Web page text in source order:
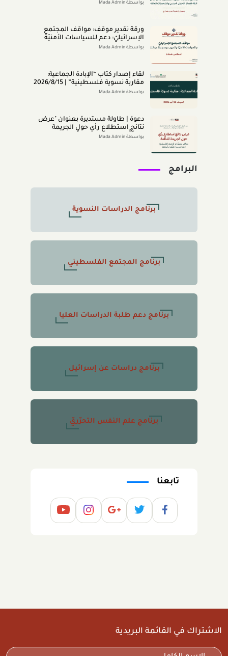
بواسطة Mada Admin
ورقة تقدير موقف: مواقف المجتمع
الإسرائيليّ: دعم للسياسات الأمنيّة
والحروب وعدم رضا عن النتائج (تمّوز
بواسطة Mada Admin
لقاء إصدار كتاب “اﻹﺑﺎدةّ اﻟﺠﻤﺎﻋﻴﺔ:
ﻣﻘﺎرﺑﺔ ﻧﺴﻮﻳﺔ ﻓﻠﺴﻄﻴﻨﻴﺔ” | 2026/8/15
|بواسطة Mada Admin
دعوة | طاولة مستديرة بعنوان "عرض
نتائج استطلاع رأي حول الجريمة
المنظَّمة- مواقف وتصوُّرات المجتمع
بواسطة Mada Admin
البرامج
برنامج الدراسات النسوية
برنامج المجتمع الفلسطيني
برنامج دعم طلبة الدراسات العليا
برنامج دراسات عن إسرائيل
برنامج علم النفس التحرّريّ
تابعنا
الاشتراك في القائمة البريدية